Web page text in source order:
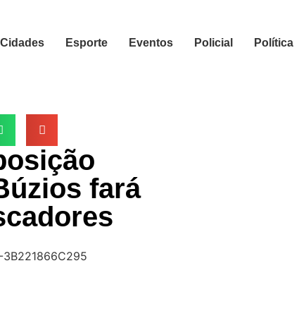
Cidades Esporte Eventos Policial Política
fará